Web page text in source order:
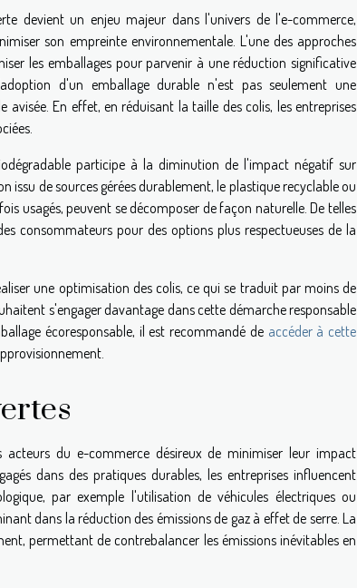
devient un enjeu majeur dans l'univers de l'e-commerce,
son empreinte environnementale. L'une des approches
les emballages pour parvenir à une réduction significative
d'un emballage durable n'est pas seulement une
En effet, en réduisant la taille des colis, les entreprises
participe à la diminution de l'impact négatif sur
issu de sources gérées durablement, le plastique recyclable ou
usagés, peuvent se décomposer de façon naturelle. De telles
consommateurs pour des options plus respectueuses de la
une optimisation des colis, ce qui se traduit par moins de
s'engager davantage dans cette démarche responsable
écoresponsable, il est recommandé de accéder à cette
du e-commerce désireux de minimiser leur impact
dans des pratiques durables, les entreprises influencent
par exemple l'utilisation de véhicules électriques ou
dans la réduction des émissions de gaz à effet de serre. La
permettant de contrebalancer les émissions inévitables en